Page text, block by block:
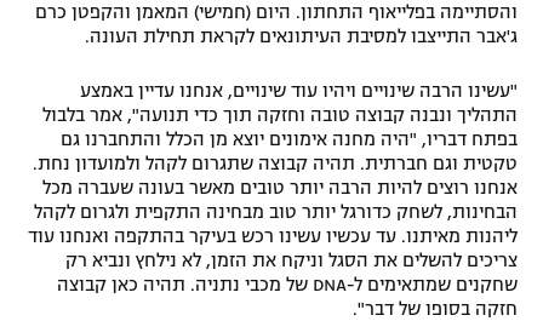
תנאי שימוש
מדיניות פרטיות
תקנון פעילות ספורט 1
רשיון להקרנה פומבית לבית עסק
הצטרפות לחבילת הערוצים
ספורט אתגרי ואקסטרים
גיימינג E-Sports
והסתיימה בפלייאוף התחתון. היום (חמישי) המאמן והקפטן כרם
ג'אבר התייצבו למסיבת העיתונאים לקראת תחילת העונה.
"עשינו הרבה שינויים ויהיו עוד שינויים, אנחנו עדיין באמצע
התהליך ונבנה קבוצה טובה וחזקה תוך כדי תנועה", אמר בלבול
בפתח דבריו, "היה מחנה אימונים יוצא מן הכלל והתחברנו גם
טקטית וגם חברתית. תהיה קבוצה שתגרום לקהל ולמועדון נחת.
אנחנו רוצים להיות הרבה יותר טובים מאשר בעונה שעברה מכל
הבחינות, לשחק כדורגל יותר טוב מבחינה התקפית ולגרום לקהל
ליהנות מאיתנו. עד עכשיו עשינו רכש בעיקר בהתקפה ואנחנו עוד
צריכים להשלים את הסגל וניקח את הזמן, לא נילחץ ונביא רק
שחקנים שמתאימים ל-DNA של מכבי נתניה. תהיה כאן קבוצה
חזקה בסופו של דבר".